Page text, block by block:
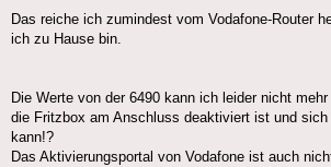
Das reiche ich zumindest vom Vodafone-Router
ich zu Hause bin.
Die Werte von der 6490 kann ich leider nicht
die Fritzbox am Anschluss deaktiviert ist und
kann!?
Das Aktivierungsportal von Vodafone ist auch